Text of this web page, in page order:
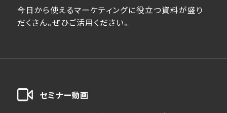
今日から使えるマーケティングに役立つ資料が盛り
だくさん。ぜひご活用ください。
セミナー動画